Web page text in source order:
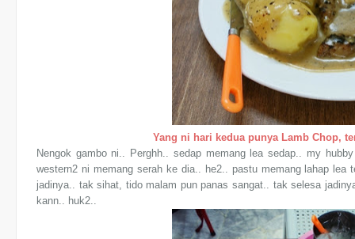
Yang ni hari kedua punya Lamb Chop,
Nengok gambo ni.. Perghh.. sedap memang lea sedap.. my
western2 ni memang serah ke dia.. he2.. pastu memang lahap lea
jadinya.. tak sihat, tido malam pun panas sangat.. tak selesa
kann.. huk2..